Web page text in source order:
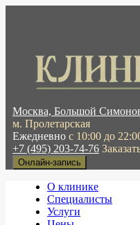
Москва, Большой
м. Пролетарская
Ежедневно с 10:00 до
+7 (495) 203-74-76
Онлайн-запись
О клинике
Специалисты
Услуги